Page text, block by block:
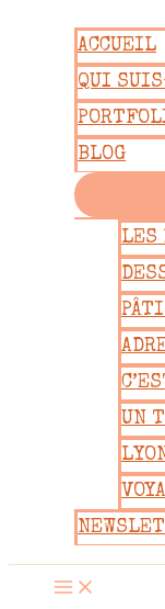
contenu
ACCUEIL
QUI
BLOG
LES
UN